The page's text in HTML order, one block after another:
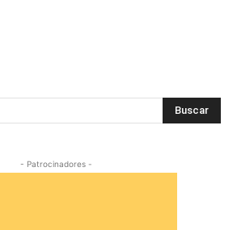
Buscar
- Patrocinadores -